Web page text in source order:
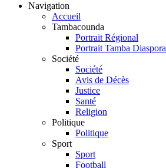
Navigation
Accueil
Tambacounda
Portrait Régional
Portrait Tamba Diaspora
Société
Société
Avis de Décès
Justice
Santé
Religion
Politique
Politique
Sport
Sport
Football